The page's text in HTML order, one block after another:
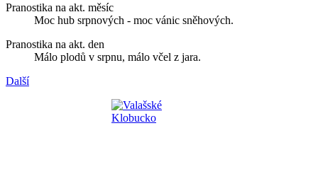
Pranostika na akt. měsíc
Moc hub srpnových - moc vánic sněhových.
Pranostika na akt. den
Málo plodů v srpnu, málo včel z jara.
Další